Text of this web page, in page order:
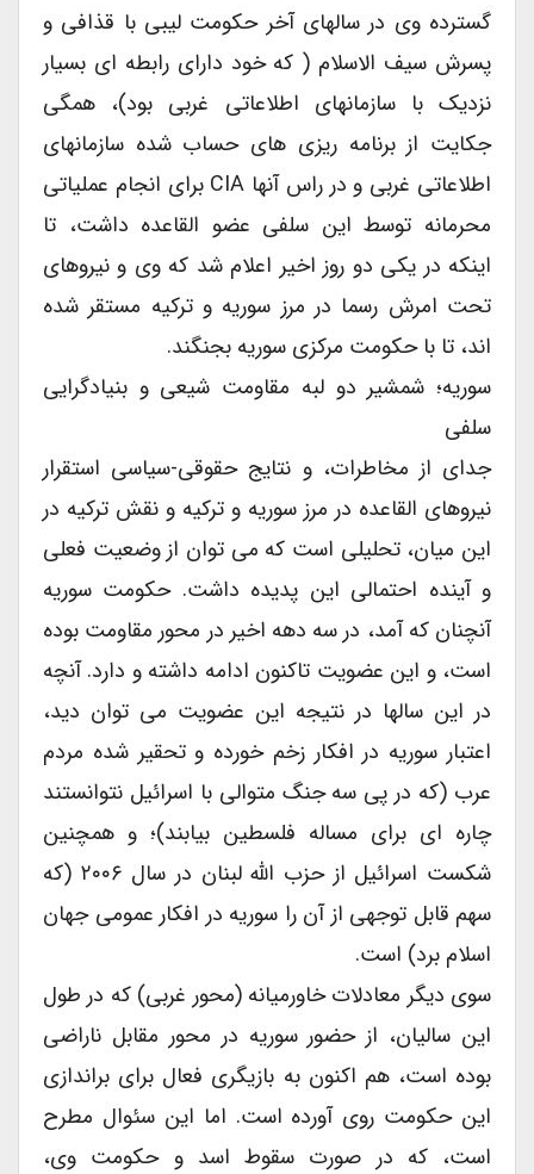
گسترده وی در سالهای آخر حکومت لیبی با قذافی و
پسرش سیف الاسلام ( که خود دارای رابطه ای بسیار
نزدیک با سازمانهای اطلاعاتی غربی بود)، همگی
جکایت از برنامه ریزی های حساب شده سازمانهای
اطلاعاتی غربی و در راس آنها CIA برای انجام عملیاتی
محرمانه توسط این سلفی عضو القاعده داشت، تا
اینکه در یکی دو روز اخیر اعلام شد که وی و نیروهای
تحت امرش رسما در مرز سوریه و ترکیه مستقر شده
اند، تا با حکومت مرکزی سوریه بجنگند.
سوریه؛ شمشیر دو لبه مقاومت شیعی و بنیادگرایی
سلفی
جدای از مخاطرات، و نتایج حقوقی-سیاسی استقرار
نیروهای القاعده در مرز سوریه و ترکیه و نقش ترکیه در
این میان، تحلیلی است که می توان از وضعیت فعلی
و آینده احتمالی این پدیده داشت. حکومت سوریه
آنچنان که آمد، در سه دهه اخیر در محور مقاومت بوده
است، و این عضویت تاکنون ادامه داشته و دارد. آنچه
در این سالها در نتیجه این عضویت می توان دید،
اعتبار سوریه در افکار زخم خورده و تحقیر شده مردم
عرب (که در پی سه جنگ متوالی با اسرائیل نتوانستند
چاره ای برای مساله فلسطین بیابند)؛ و همچنین
شکست اسرائیل از حزب الله لبنان در سال ۲۰۰۶ (که
سهم قابل توجهی از آن را سوریه در افکار عمومی جهان
اسلام برد) است.
سوی دیگر معادلات خاورمیانه (محور غربی) که در طول
این سالیان، از حضور سوریه در محور مقابل ناراضی
بوده است، هم اکنون به بازیگری فعال برای براندازی
این حکومت روی آورده است. اما این سئوال مطرح
است، که در صورت سقوط اسد و حکومت وی،